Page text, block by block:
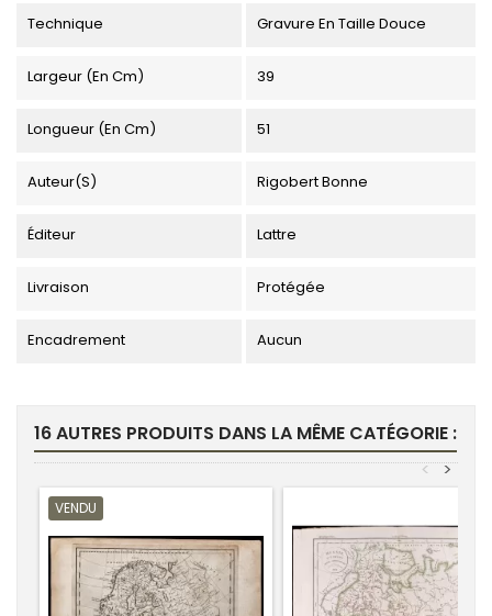
Technique Gravure En Taille Douce
Largeur (en Cm) 39
Longueur (en Cm) 51
Auteur(s) Rigobert Bonne
Éditeur Lattre
Livraison Protégée
Encadrement Aucun
16 AUTRES PRODUITS DANS LA MÊME CATÉGORIE :
>
<
VENDU